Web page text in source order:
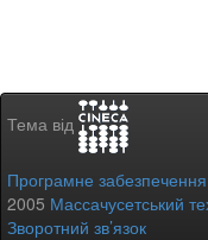
Тема від
Програмне
2005 Массачусетський
Зворотний зв’язок